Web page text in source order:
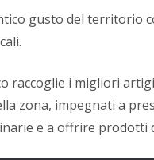
gusto del territorio
raccoglie i migliori
zona, impegnati a
e a offrire prodotti